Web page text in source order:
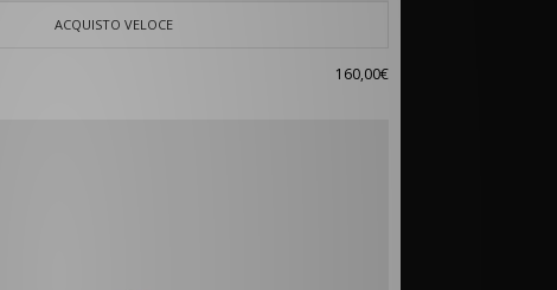
ACQUISTO VELOCE
160,00€